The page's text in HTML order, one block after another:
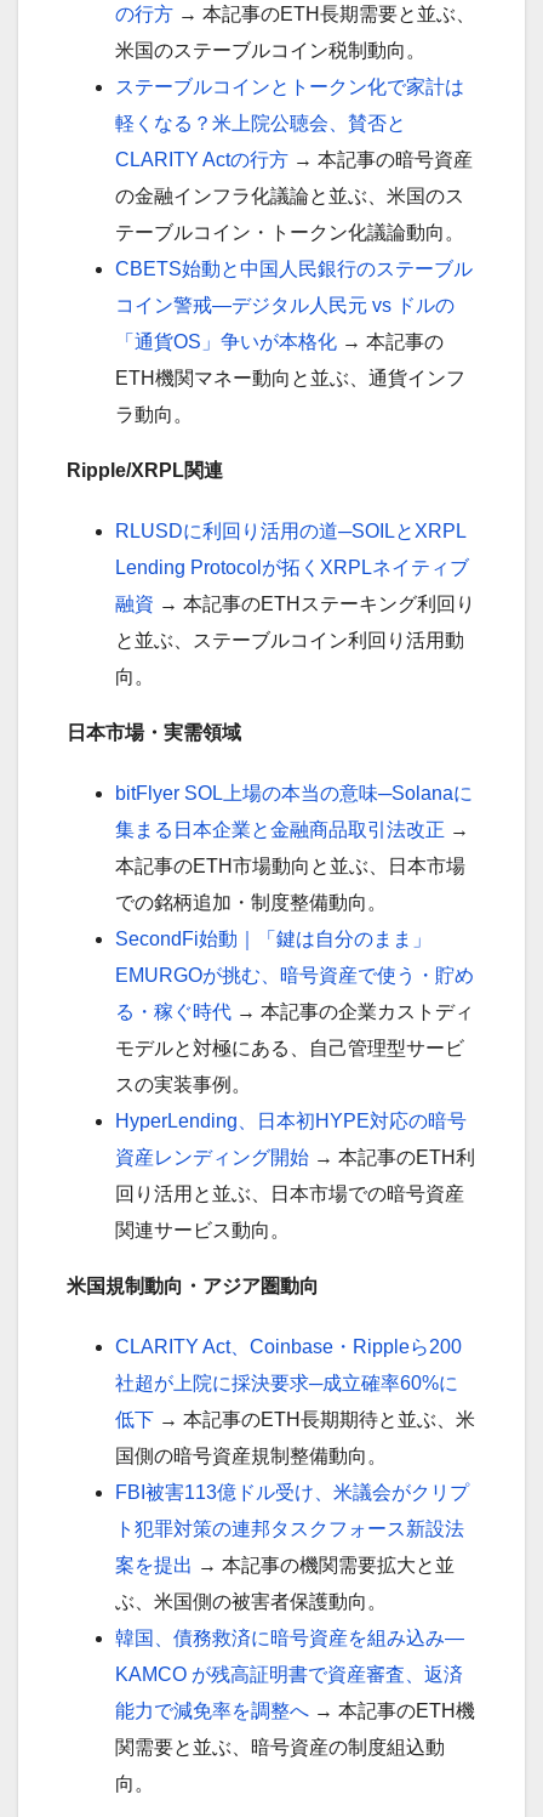
の行方 → 本記事のETH長期需要と並ぶ、
米国のステーブルコイン税制動向。
ステーブルコインとトークン化で家計は
軽くなる？米上院公聴会、賛否と
CLARITY Actの行方 → 本記事の暗号資産
の金融インフラ化議論と並ぶ、米国のス
テーブルコイン・トークン化議論動向。
CBETS始動と中国人民銀行のステーブル
コイン警戒—デジタル人民元 vs ドルの
「通貨OS」争いが本格化 → 本記事の
ETH機関マネー動向と並ぶ、通貨インフ
ラ動向。
Ripple/XRPL関連
RLUSDに利回り活用の道─SOILとXRPL
Lending Protocolが拓くXRPLネイティブ
融資 → 本記事のETHステーキング利回り
と並ぶ、ステーブルコイン利回り活用動
向。
日本市場・実需領域
bitFlyer SOL上場の本当の意味─Solanaに
集まる日本企業と金融商品取引法改正 →
本記事のETH市場動向と並ぶ、日本市場
での銘柄追加・制度整備動向。
SecondFi始動｜「鍵は自分のまま」
EMURGOが挑む、暗号資産で使う・貯め
る・稼ぐ時代 → 本記事の企業カストディ
モデルと対極にある、自己管理型サービ
スの実装事例。
HyperLending、日本初HYPE対応の暗号
資産レンディング開始 → 本記事のETH利
回り活用と並ぶ、日本市場での暗号資産
関連サービス動向。
米国規制動向・アジア圏動向
CLARITY Act、Coinbase・Rippleら200
社超が上院に採決要求─成立確率60%に
低下 → 本記事のETH長期期待と並ぶ、米
国側の暗号資産規制整備動向。
FBI被害113億ドル受け、米議会がクリプ
ト犯罪対策の連邦タスクフォース新設法
案を提出 → 本記事の機関需要拡大と並
ぶ、米国側の被害者保護動向。
韓国、債務救済に暗号資産を組み込み—
KAMCO が残高証明書で資産審査、返済
能力で減免率を調整へ → 本記事のETH機
関需要と並ぶ、暗号資産の制度組込動
向。